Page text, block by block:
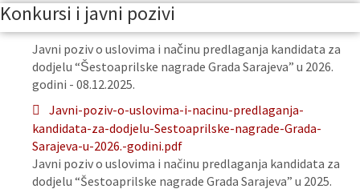
Konkursi i javni pozivi
Javni poziv o uslovima i načinu predlaganja kandidata za
dodjelu “Šestoaprilske nagrade Grada Sarajeva” u 2026.
godini - 08.12.2025.
Javni-poziv-o-uslovima-i-nacinu-predlaganja-
kandidata-za-dodjelu-Sestoaprilske-nagrade-Grada-
Sarajeva-u-2026.-godini.pdf
Javni poziv o uslovima i načinu predlaganja kandidata za
dodjelu “Šestoaprilske nagrade Grada Sarajeva” u 2025.